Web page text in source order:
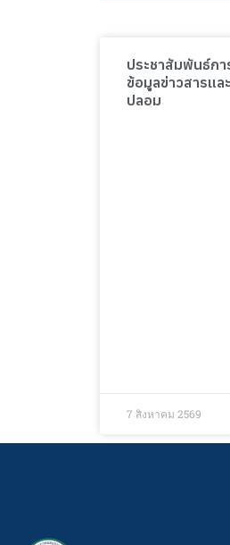
ประชาสัมพันธ์ก
ข้อมูลข่าวสารแล
ปลอม
7 สิงหาคม 2569